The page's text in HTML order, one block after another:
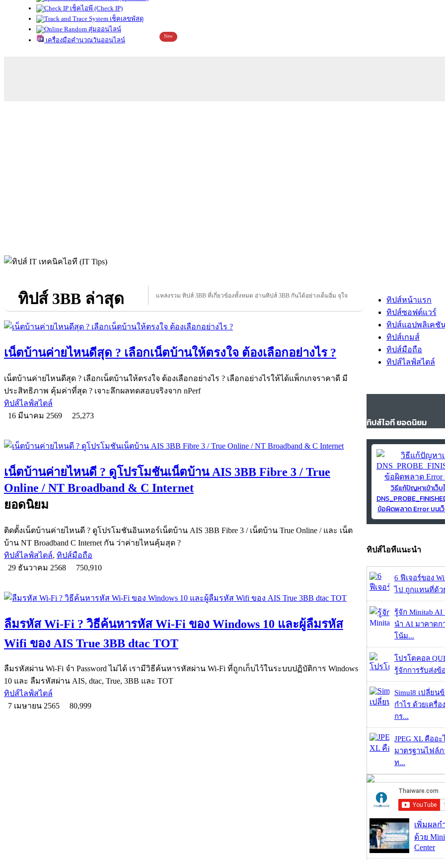
เช็คไอพี (Check IP)
เช็คเลขพัสดุ
สุ่มออนไลน์
เครื่องมือคำนวณวันออนไลน์
New
ทิปส์ 3BB ล่าสุด แหล่งรวม ทิปส์ 3BB ที่เกี่ยวข้องทั้งหมด อ่านทิปส์ 3BB กันได้อย่างเต็มอิ่ม จุใจ
เน็ตบ้านค่ายไหนดีสุด ? เลือกเน็ตบ้านให้ตรงใจ ต้องเลือกอย่างไร ?
เน็ตบ้านค่ายไหนดีสุด ? เลือกเน็ตบ้านให้ตรงใจ ต้องเลือกอย่างไร ? เลือกอย่างไรให้ได้แพ็กเกจราคาดี มี
ประสิทธิภาพ คุ้มค่าที่สุด ? เจาะลึกผลทดสอบจริงจาก nPerf
ทิปส์ไลฟ์สไตล์
16 มีนาคม 2569
25,273
เน็ตบ้านค่ายไหนดี ? ดูโปรโมชันเน็ตบ้าน AIS 3BB Fibre 3 / True
Online / NT Broadband & C Internet
ยอดนิยม
ติดตั้งเน็ตบ้านค่ายไหนดี ? ดูโปรโมชันอินเทอร์เน็ตบ้าน AIS 3BB Fibre 3 / เน็ตบ้าน True Online / และ เน็ต
บ้าน NT Broadband C Internet กัน ว่าค่ายไหนคุ้มสุด ?
ทิปส์ไลฟ์สไตล์, ทิปส์มือถือ
29 ธันวาคม 2568
750,910
ลืมรหัส Wi-Fi ? วิธีค้นหารหัส Wi-Fi ของ Windows 10 และผู้ลืมรหัส
Wifi ของ AIS True 3BB dtac TOT
ลืมรหัสผ่าน Wi-Fi จำ Password ไม่ได้ เรามีวิธีค้นหารหัสผ่าน Wi-Fi ที่ถูกเก็บไว้ในระบบปฏิบัติการ Windows
10 และ ลืมรหัสผ่าน AIS, dtac, True, 3BB และ TOT
ทิปส์ไลฟ์สไตล์
7 เมษายน 2565
80,999
ทิปส์หน้าแรก
ทิปส์ซอฟต์แวร์
ทิปส์แอปพลิเคชั
ทิปส์เกมส์
ทิปส์มือถือ
ทิปส์ไลฟ์สไตล์
ทิปส์ไอที ยอดนิยม
วิธีแก้ปัญหาเข้าเว็บ
ข้อผิดพลาด Error บนเว็
ทิปส์ไอทีแนะนำ
6 ฟีเจอร์ของ
ไป ถูกแทนที่ด้ว
รู้จัก Minitab
นำ AI มาคาด
โน้ม...
โปรโตคอล
รู้จักการรับส่ง
Simul8 เปลี่ยน
กำไร ด้วยเครื่อ
กร...
JPEG XL คืออะ
มาตรฐานไฟล์
ท...
เพิ่มผลก
ด้วย
Center